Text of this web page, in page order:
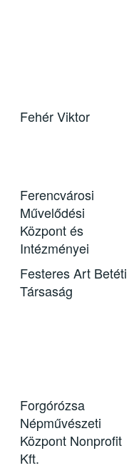
Fehér Viktor
Ferencvárosi
Művelődési
Központ és
Intézményei
Festeres Art Betéti
Társaság
Forgórózsa
Népművészeti
Központ Nonprofit
Kft.